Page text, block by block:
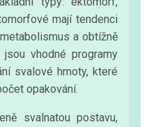
mají tendenci
a obtížně
vhodné programy
svalové hmoty, které
opakování.
svalnatou postavu,